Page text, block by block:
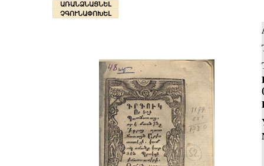
ԱՌԱՆՁՆԱՑՆԵԼ
ՉԳՈՒՆԱՓՈԽԵԼ